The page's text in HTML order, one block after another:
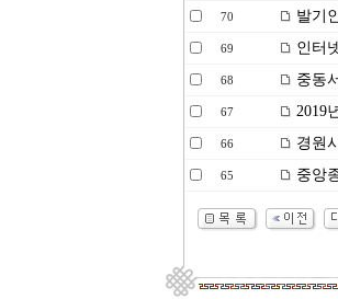
70 발기
69 인터
68 중동
67 2019
66 경원
65 중앙